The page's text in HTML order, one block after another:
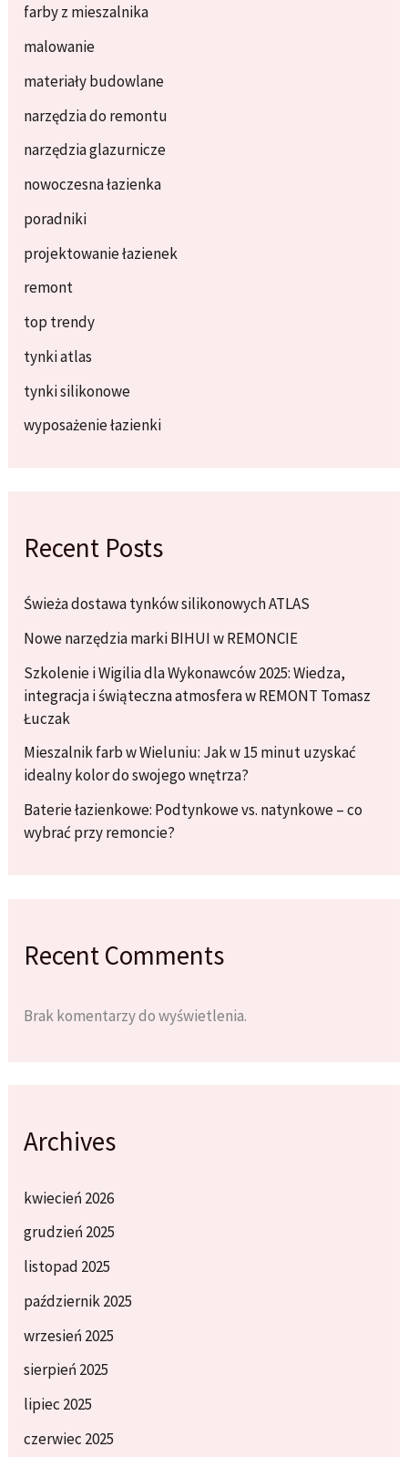
farby z mieszalnika
malowanie
materiały budowlane
narzędzia do remontu
narzędzia glazurnicze
nowoczesna łazienka
poradniki
projektowanie łazienek
remont
top trendy
tynki atlas
tynki silikonowe
wyposażenie łazienki
Recent Posts
Świeża dostawa tynków silikonowych ATLAS
Nowe narzędzia marki BIHUI w REMONCIE
Szkolenie i Wigilia dla Wykonawców 2025: Wiedza,
integracja i świąteczna atmosfera w REMONT Tomasz
Łuczak
Mieszalnik farb w Wieluniu: Jak w 15 minut uzyskać
idealny kolor do swojego wnętrza?
Baterie łazienkowe: Podtynkowe vs. natynkowe – co
wybrać przy remoncie?
Recent Comments
Brak komentarzy do wyświetlenia.
Archives
kwiecień 2026
grudzień 2025
listopad 2025
październik 2025
wrzesień 2025
sierpień 2025
lipiec 2025
czerwiec 2025